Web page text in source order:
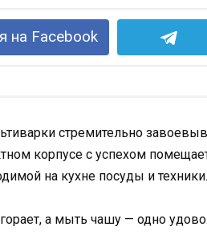
на Facebook
стремительно
корпусе с успехом
на кухне посуды и техники.
а мыть чашу — одно